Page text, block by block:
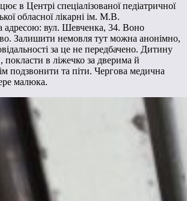
в Центрі спеціалізованої педіатричної
обласної лікарні ім. М.В.
адресою: вул. Шевченка, 34. Воно
Залишити немовля тут можна анонімно,
за це не передбачено. Дитину
покласти в ліжечко за дверима й
подзвонити та піти. Чергова медична
малюка.